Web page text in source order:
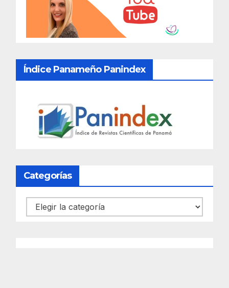
Índice Panameño Panindex
Categorías
Categorías